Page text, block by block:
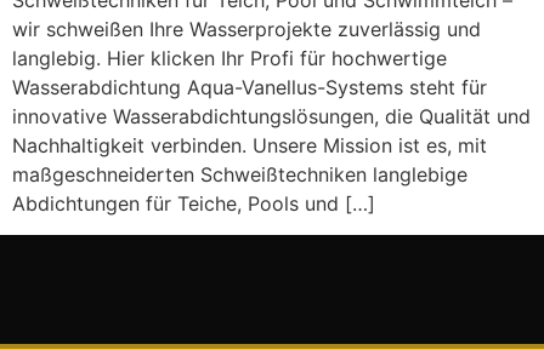
wir schweißen Ihre Wasserprojekte zuverlässig und
langlebig. Hier klicken Ihr Profi für hochwertige
Wasserabdichtung Aqua-Vanellus-Systems steht für
innovative Wasserabdichtungslösungen, die Qualität und
Nachhaltigkeit verbinden. Unsere Mission ist es, mit
maßgeschneiderten Schweißtechniken langlebige
Abdichtungen für Teiche, Pools und […]